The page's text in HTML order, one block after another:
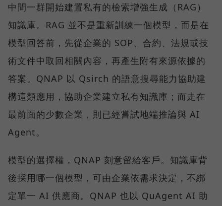
中間一群開始建置私有的檢索增強生成（RAG）
知識庫。RAG 並不是重新訓練一個模型，而是在
模型回答前，先從企業的 SOP、合約、法規或技
術文件中取回相關內容，再產生附有來源依據的
答案。QNAP 以 Qsirch 的語意搜尋能力協助建
構這類應用，協助企業建立私有知識庫；而走在
最前面的少數企業，則已經嘗試地端推論與 AI
Agent。
模型的選擇權，QNAP 刻意留給客戶。知識庫背
後採用哪一個模型，可由企業依需求決定，不綁
定單一 AI 供應商。QNAP 也以 QuAgent AI 助